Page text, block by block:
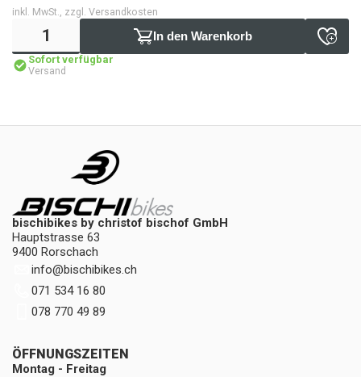
inkl. MwSt., zzgl. Versandkosten
In den Warenkorb
Sofort verfügbar
Versand
bischibikes by christof bischof GmbH
Hauptstrasse 63
9400 Rorschach
info@bischibikes.ch
071 534 16 80
078 770 49 89
ÖFFNUNGSZEITEN
Montag - Freitag